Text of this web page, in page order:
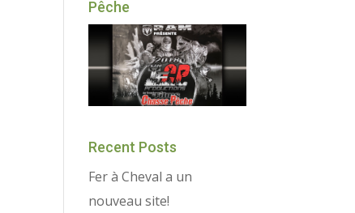
Pêche
Recent Posts
Fer à Cheval a un
nouveau site!